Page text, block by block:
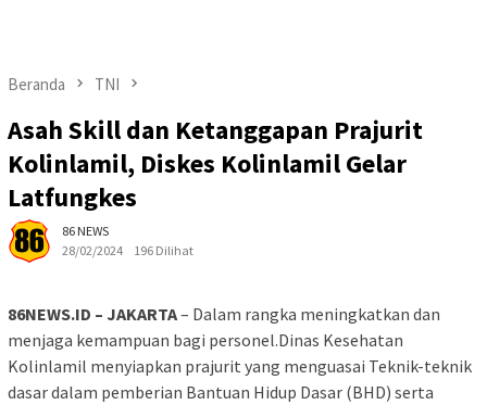
Beranda TNI
Asah Skill dan Ketanggapan Prajurit
Kolinlamil, Diskes Kolinlamil Gelar
Latfungkes
86 NEWS
28/02/2024
196 Dilihat
86NEWS.ID – JAKARTA– Dalam rangka meningkatkan dan
menjaga kemampuan bagi personel.Dinas Kesehatan
Kolinlamil menyiapkan prajurit yang menguasai Teknik-teknik
dasar dalam pemberian Bantuan Hidup Dasar (BHD) serta